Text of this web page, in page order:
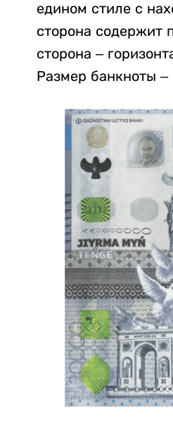
едином стиле с
сторона содержит
сторона –
Размер банкноты –